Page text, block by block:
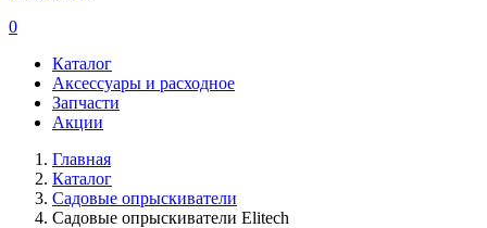
0
Каталог
Аксессуары и расходное
Запчасти
Акции
Главная
Каталог
Садовые опрыскиватели
Садовые опрыскиватели Elitech